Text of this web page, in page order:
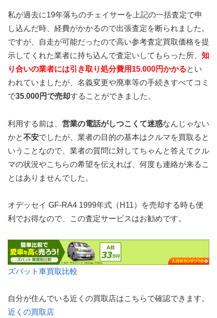
私が過去に19年落ちのチェイサーを上記の一括査定で申
し込んだ時、経費がかかるので出張査定を断られました。
ですが、自走が可能だったので高い参考査定買取価格を提
示してくれた業者に持ち込んで査定いしてもらった所、 知
り合いの業者には引き取り処分費用15.000円かかるとい
われていましたが、名義変更や廃車等の手続きすべてコミ
で35.000円で売却することができました。
利用する前は、 営業の電話がしつこくて迷惑なんじゃない
かと不安でしたが、業者の目的の基本はクルマを買取ると
いうことなので、業者の質問に対してちゃんと答えてクル
マの状況やこちらの希望を伝えれば、何度も連絡が来るこ
とはありませんでした。
オデッセイ GF-RA4 1999年式（H11）を売却する時も便
利でお得なので、この査定サービスはお勧めです。
ズバット車買取比較
自分が住んでいる近くの買取店はこちらで確認できます。
近くの買取店